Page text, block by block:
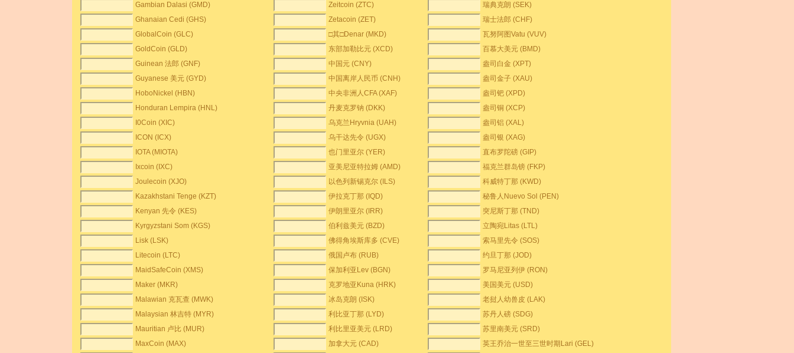
Gambian Dalasi (GMD)
Zeitcoin (ZTC)
瑞典克朗 (SEK)
Ghanaian Cedi (GHS)
Zetacoin (ZET)
瑞士法郎 (CHF)
GlobalCoin (GLC)
□其□Denar (MKD)
瓦努阿图Vatu (VUV)
GoldCoin (GLD)
东部加勒比元 (XCD)
百慕大美元 (BMD)
Guinean 法郎 (GNF)
中国元 (CNY)
盎司白金 (XPT)
Guyanese 美元 (GYD)
中国离岸人民币 (CNH)
盎司金子 (XAU)
HoboNickel (HBN)
中央非洲人CFA (XAF)
盎司钯 (XPD)
Honduran Lempira (HNL)
丹麦克罗钠 (DKK)
盎司铜 (XCP)
I0Coin (XIC)
乌克兰Hryvnia (UAH)
盎司铝 (XAL)
ICON (ICX)
乌干达先令 (UGX)
盎司银 (XAG)
IOTA (MIOTA)
也门里亚尔 (YER)
直布罗陀磅 (GIP)
Ixcoin (IXC)
亚美尼亚特拉姆 (AMD)
福克兰群岛镑 (FKP)
Joulecoin (XJO)
以色列新锡克尔 (ILS)
科威特丁那 (KWD)
Kazakhstani Tenge (KZT)
伊拉克丁那 (IQD)
秘鲁人Nuevo Sol (PEN)
Kenyan 先令 (KES)
伊朗里亚尔 (IRR)
突尼斯丁那 (TND)
Kyrgyzstani Som (KGS)
伯利兹美元 (BZD)
立陶宛Litas (LTL)
Lisk (LSK)
佛得角埃斯库多 (CVE)
索马里先令 (SOS)
Litecoin (LTC)
俄国卢布 (RUB)
约旦丁那 (JOD)
MaidSafeCoin (XMS)
保加利亚Lev (BGN)
罗马尼亚列伊 (RON)
Maker (MKR)
克罗地亚Kuna (HRK)
美国美元 (USD)
Malawian 克瓦查 (MWK)
冰岛克朗 (ISK)
老挝人幼兽皮 (LAK)
Malaysian 林吉特 (MYR)
利比亚丁那 (LYD)
苏丹人磅 (SDG)
Mauritian 卢比 (MUR)
利比里亚美元 (LRD)
苏里南美元 (SRD)
MaxCoin (MAX)
加拿大元 (CAD)
英王乔治一世至三世时期Lari (GEL)